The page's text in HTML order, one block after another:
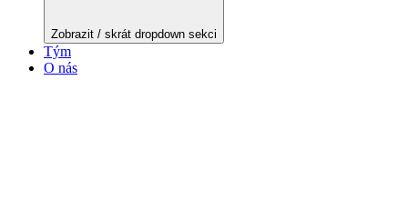
Zobrazit / skrát dropdown sekci
Tým
O nás